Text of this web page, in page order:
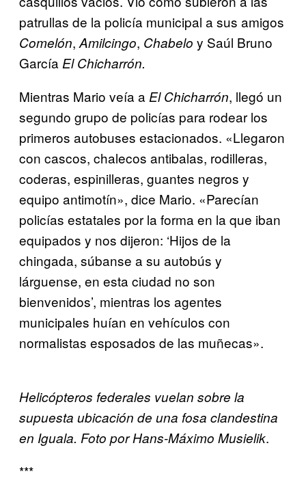
patrullas de la policía municipal a sus amigos
Comelón, Amilcingo, Chabelo y Saúl Bruno
García El Chicharrón.
Mientras Mario veía a El Chicharrón, llegó un
segundo grupo de policías para rodear los
primeros autobuses estacionados. «Llegaron
con cascos, chalecos antibalas, rodilleras,
coderas, espinilleras, guantes negros y
equipo antimotín», dice Mario. «Parecían
policías estatales por la forma en la que iban
equipados y nos dijeron: ‘Hijos de la
chingada, súbanse a su autobús y
lárguense, en esta ciudad no son
bienvenidos’, mientras los agentes
municipales huían en vehículos con
normalistas esposados de las muñecas».
Helicópteros federales vuelan sobre la
supuesta ubicación de una fosa clandestina
en Iguala. Foto por Hans-Máximo Musielik.
***